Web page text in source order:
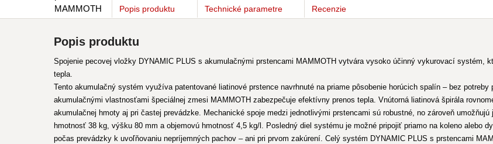
Popis produktu Technické parametre Recenzie
Popis produktu
Spojenie pecovej vložky DYNAMIC PLUS s akumulačnými prstencami MAMMOTH vytvára vysoko účinný vykurovací systém,
tepla.
Tento akumulačný systém využíva patentované liatinové prstence navrhnuté na priame pôsobenie horúcich spalín – bez
akumulačnými vlastnosťami špeciálnej zmesi MAMMOTH zabezpečuje efektívny prenos tepla. Vnútorná liatinová špirála
akumulačnej hmoty aj pri častej prevádzke. Mechanické spoje medzi jednotlivými prstencami sú robustné, no zároveň
hmotnosť 38 kg, výšku 80 mm a objemovú hmotnosť 4,5 kg/l. Posledný diel systému je možné pripojiť priamo na koleno alebo
počas prevádzky k uvoľňovaniu nepríjemných pachov – ani pri prvom zakúrení. Celý systém DYNAMIC PLUS s prstencami